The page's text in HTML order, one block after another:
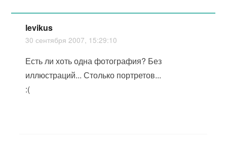
levikus
30 сентября 2007, 15:29:10
Есть ли хоть одна фотография? Без
иллюстраций... Столько портретов...
:(